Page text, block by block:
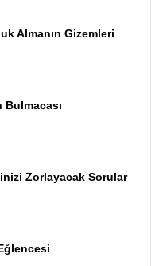
Almanın Gizemleri
Zorlayacak Sorular